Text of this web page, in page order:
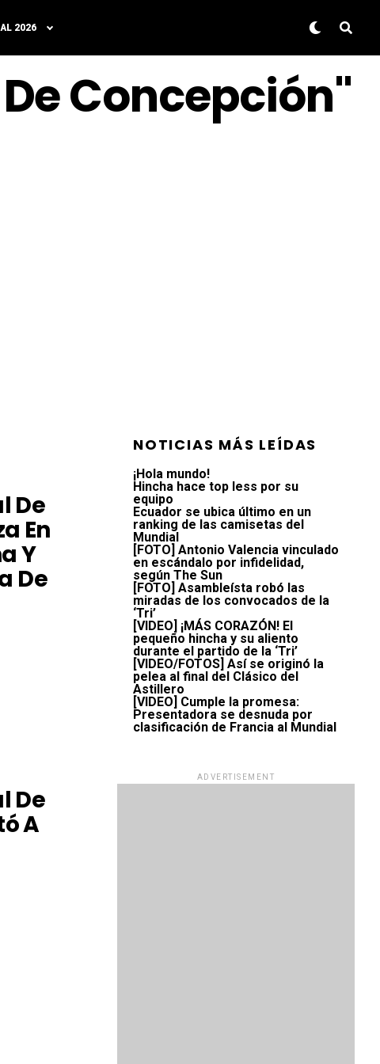
2026
Concepción"
De
En
Y
De
De
A
NOTICIAS MÁS LEÍDAS
¡Hola mundo!
Hincha hace top less por su
equipo
Ecuador se ubica último en un
ranking de las camisetas del
Mundial
[FOTO] Antonio Valencia vinculado
en escándalo por infidelidad,
según The Sun
[FOTO] Asambleísta robó las
miradas de los convocados de la
‘Tri’
[VIDEO] ¡MÁS CORAZÓN! El
pequeño hincha y su aliento
durante el partido de la ‘Tri’
[VIDEO/FOTOS] Así se originó la
pelea al final del Clásico del
Astillero
[VIDEO] Cumple la promesa:
Presentadora se desnuda por
clasificación de Francia al Mundial
ADVERTISEMENT